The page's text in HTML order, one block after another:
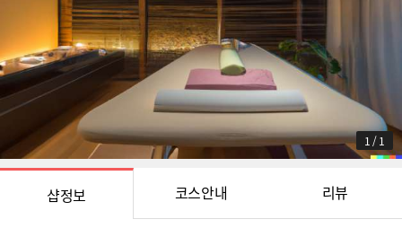
1 /1
샵정보 코스안내 리뷰